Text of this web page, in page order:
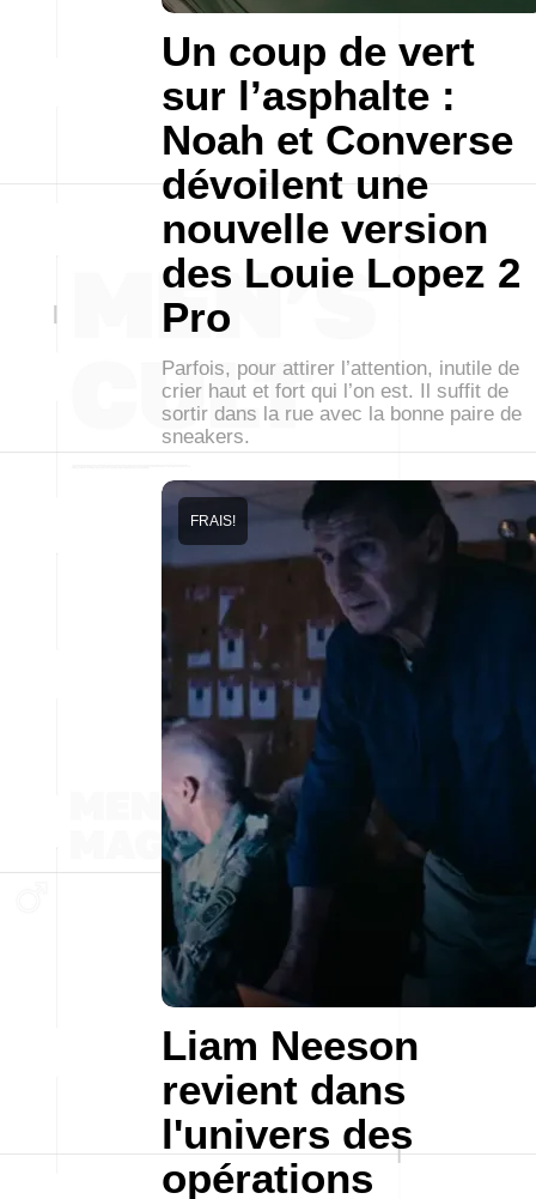
Un coup de vert
sur l’asphalte :
Noah et Converse
dévoilent une
nouvelle version
des Louie Lopez 2
Pro
Parfois, pour attirer l’attention, inutile de
crier haut et fort qui l’on est. Il suffit de
sortir dans la rue avec la bonne paire de
sneakers.
Liam Neeson
revient dans
l'univers des
opérations
FRAIS!